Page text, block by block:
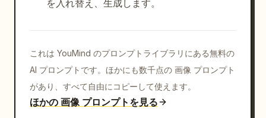
を入れ替え、生成します。
これは YouMind のプロンプトライブラリにある無料の
AI プロンプトです。ほかにも数千点の 画像 プロンプト
があり、すべて自由にコピーして使えます。
ほかの 画像 プロンプトを見る